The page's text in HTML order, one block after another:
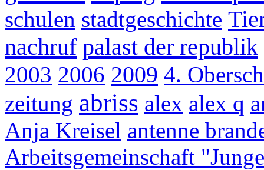
schulen stadtgeschichte
nachruf palast der republik
2003 2006 2009 4.
zeitung abriss alex alex q
Anja Kreisel antenne
Arbeitsgemeinschaft